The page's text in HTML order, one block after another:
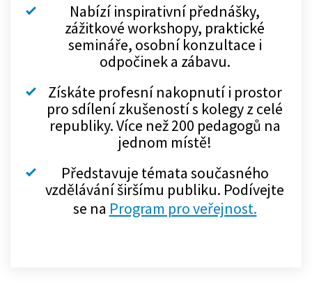
Nabízí inspirativní přednášky,
zážitkové workshopy, praktické
semináře, osobní konzultace i
odpočinek a zábavu.
Získáte profesní nakopnutí i prostor
pro sdílení zkušeností s kolegy z celé
republiky. Více než 200 pedagogů na
jednom místě!
Představuje témata současného
vzdělávání širšímu publiku. Podívejte
se na Program pro veřejnost.